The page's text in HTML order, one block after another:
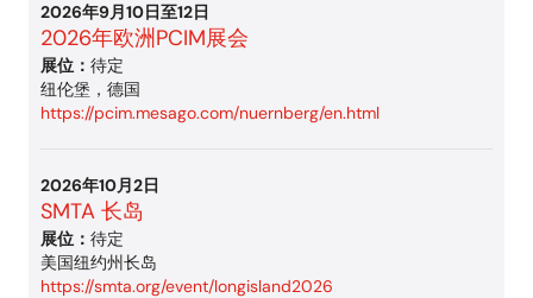
2026年9月10日至12日
2026年欧洲PCIM展会
展位： 待定
纽伦堡，德国
https://pcim.mesago.com/nuernberg/en.html
2026年10月2日
SMTA 长岛
展位： 待定
美国纽约州长岛
https://smta.org/event/longisland2026